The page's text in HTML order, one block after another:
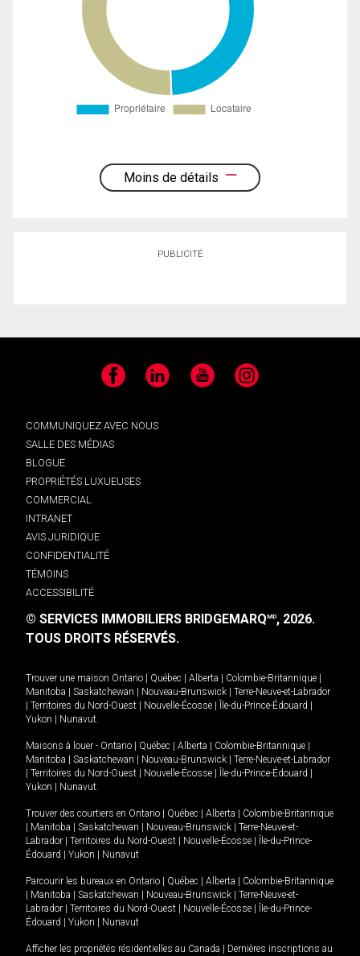
Moins de détails
PUBLICITÉ
Facebook LinkedIn YouTube Instagram
COMMUNIQUEZ AVEC NOUS
SALLE DES MÉDIAS
BLOGUE
PROPRIÉTÉS LUXUEUSES
COMMERCIAL
INTRANET
AVIS JURIDIQUE
CONFIDENTIALITÉ
TÉMOINS
ACCESSIBILITÉ
© SERVICES IMMOBILIERS BRIDGEMARQMD, 2026.
TOUS DROITS RÉSERVÉS.
Trouver une maison Ontario Québec Alberta Colombie-Britannique
Manitoba
Saskatchewan Nouveau-Brunswick
Terre-Neuve-et-Labrador
Territoires du Nord-Ouest Nouvelle-Écosse Île-du-Prince-Édouard
Yukon
Nunavut.
Maisons à louer - Ontario Québec Alberta Colombie-Britannique
Manitoba
Saskatchewan Nouveau-Brunswick
Terre-Neuve-et-Labrador
Territoires du Nord-Ouest Nouvelle-Écosse Île-du-Prince-Édouard
Yukon
Nunavut.
Trouver des courtiers en Ontario Québec Alberta
Colombie-Britannique
Manitoba Saskatchewan Nouveau-Brunswick
Terre-Neuve-et-
Labrador
Territoires du Nord-Ouest Nouvelle-Écosse
Île-du-Prince-
Édouard
Yukon Nunavut
Parcourir les bureaux en Ontario Québec Alberta
Colombie-Britannique
Manitoba Saskatchewan Nouveau-Brunswick
Terre-Neuve-et-
Labrador
Territoires du Nord-Ouest Nouvelle-Écosse
Île-du-Prince-
Édouard
Yukon Nunavut
Afficher les propriétés résidentielles au Canada
Dernières inscriptions au